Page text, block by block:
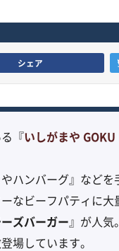
シェア
『いしがまや GOKU
やハンバーグ』など
なビーフパティに
ズバーガー』が人気
場しています。